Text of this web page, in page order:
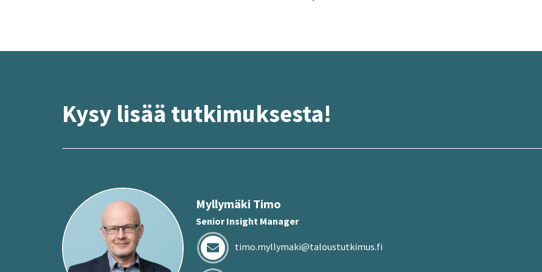
Kysy lisää tut­ki­muk­ses­ta!
Myl­ly­mä­ki Timo
Senior Insight Manager
timo.myllymaki@taloustutkimus.fi